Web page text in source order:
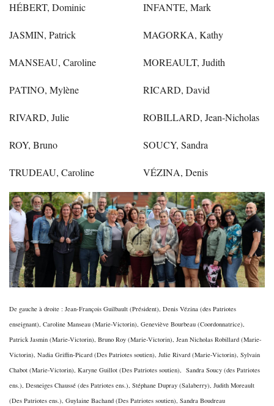
HÉBERT, Dominic INFANTE, Mark
JASMIN, Patrick MAGORKA, Kathy
MANSEAU, Caroline MOREAULT, Judith
PATINO, Mylène RICARD, David
RIVARD, Julie ROBILLARD, Jean-Nicholas
ROY, Bruno SOUCY, Sandra
TRUDEAU, Caroline VÉZINA, Denis
De gauche à droite : Jean-François Guilbault (Président), Denis Vézina (des Patriotes
enseignant), Caroline Manseau (Marie-Victorin), Geneviève Bourbeau (Coordonnatrice),
Patrick Jasmin (Marie-Victorin), Bruno Roy (Marie-Victorin), Jean Nicholas Robillard (Marie-
Victorin), Nadia Griffin-Picard (Des Patriotes soutien), Julie Rivard (Marie-Victorin), Sylvain
Chabot (Marie-Victorin), Karyne Guillot (Des Patriotes soutien), Sandra Soucy (des Patriotes
ens.), Desneiges Chaussé (des Patriotes ens.), Stéphane Dupray (Salaberry), Judith Moreault
(Des Patriotes ens.), Guylaine Bachand (Des Patriotes soutien), Sandra Boudreau